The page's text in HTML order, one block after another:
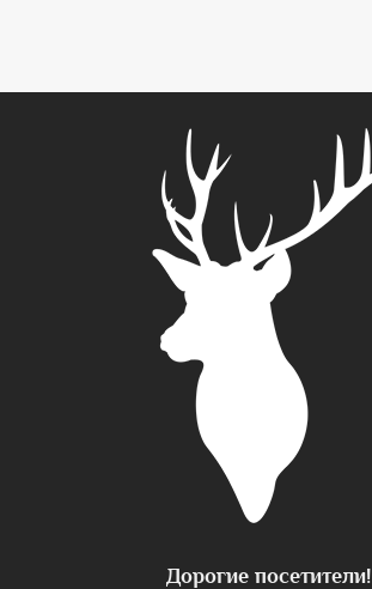
Дорогие посетители!